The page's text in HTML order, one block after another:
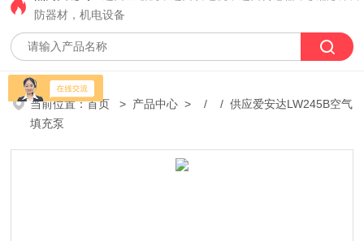
防器材，机电设备
当前位置：首页 > 产品中心 > / / 供应爱安达LW245B空气
填充泵